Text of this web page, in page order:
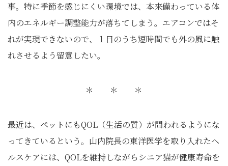
事。特に季節を感じにくい環境では、本来備わっている体
内のエネルギー調整能力が落ちてしまう。エアコンではそ
れが実現できないので、１日のうち短時間でも外の風に触
れさせるよう留意したい。
＊ ＊ ＊
最近は、ペットにもQOL（生活の質）が問われるようにな
ってきているという。山内院長の東洋医学を取り入れたヘ
ルスケアには、QOLを維持しながらシニア猫が健康寿命を